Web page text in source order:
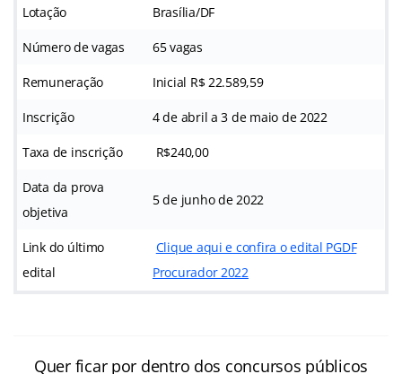
Lotação Brasília/DF
Número de vagas 65 vagas
Remuneração Inicial R$ 22.589,59
Inscrição 4 de abril a 3 de maio de 2022
Taxa de inscrição R$240,00
Data da prova
objetiva
5 de junho de 2022
Link do último
edital
Clique aqui e confira o edital PGDF
Procurador 2022
Quer ficar por dentro dos concursos públicos